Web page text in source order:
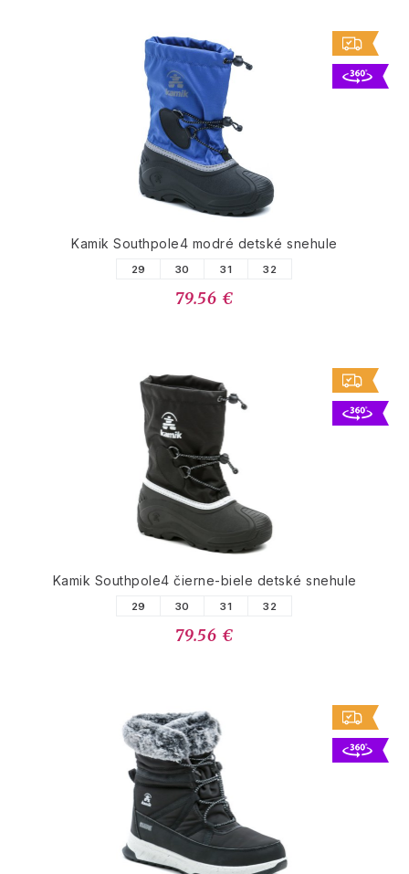
Kamik Southpole4 modré detské snehule
29 30 31 32
79.56 €
Kamik Southpole4 čierne-biele detské snehule
29 30 31 32
79.56 €